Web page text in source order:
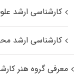
کارشناسی ارشد
کارشناسی ارشد
معرفی گروه هنر